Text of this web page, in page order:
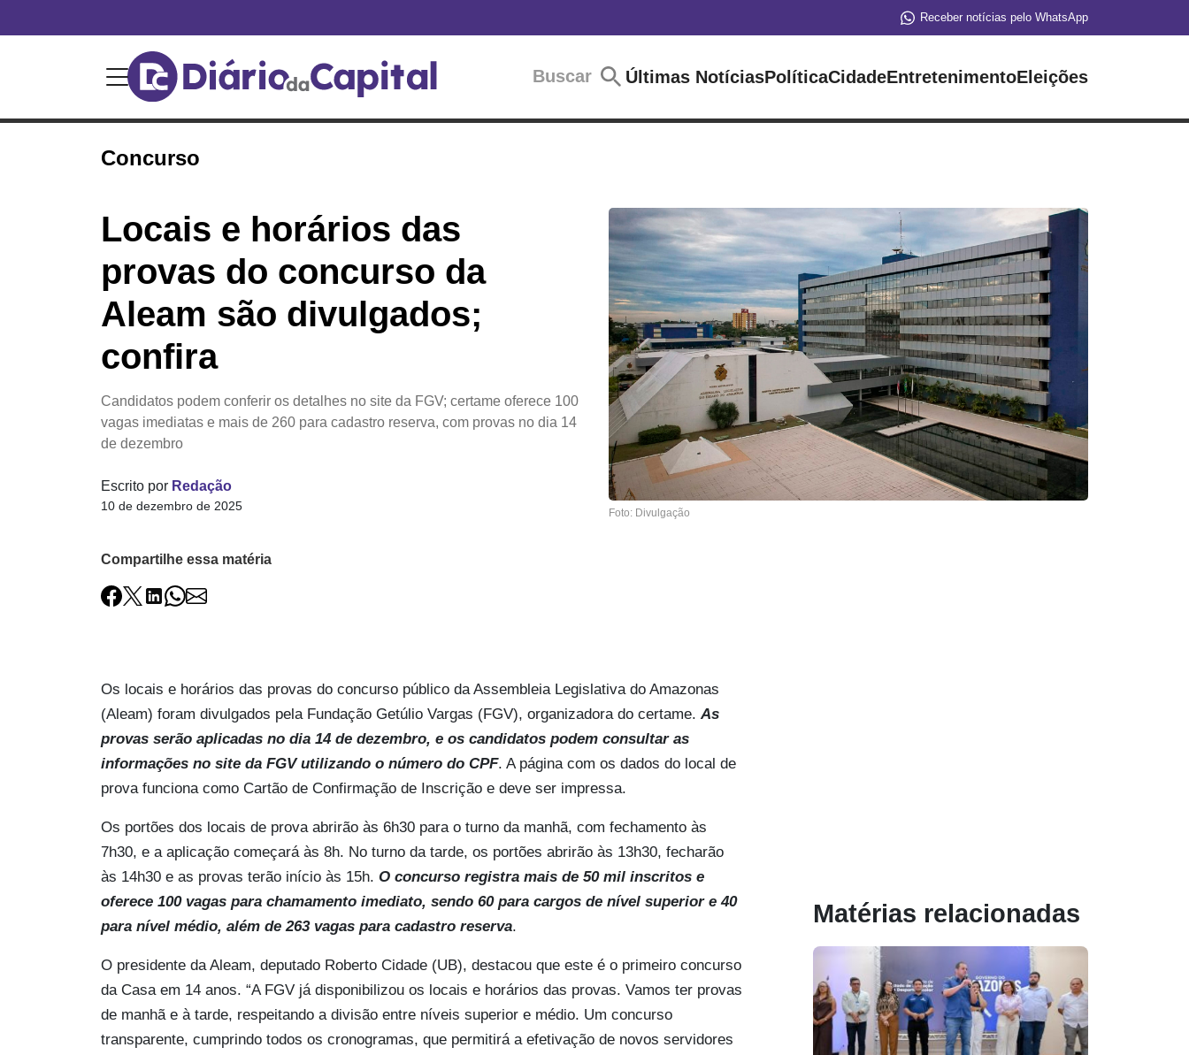
Receber notícias pelo WhatsApp
Buscar Últimas NotíciasPolíticaCidadeEntretenimentoEleições
Concurso
Locais e horários das
provas do concurso da
Aleam são divulgados;
confira
Candidatos podem conferir os detalhes no site da FGV; certame oferece 100
vagas imediatas e mais de 260 para cadastro reserva, com provas no dia 14
de dezembro
Escrito por Redação
10 de dezembro de 2025
Compartilhe essa matéria
Foto: Divulgação
Os locais e horários das provas do concurso público da Assembleia Legislativa do Amazonas
(Aleam) foram divulgados pela Fundação Getúlio Vargas (FGV), organizadora do certame.As
provas serão aplicadas no dia 14 de dezembro, e os candidatos podem consultar as
informações no site da FGV utilizando o número do CPF. A página com os dados do local de
prova funciona como Cartão de Confirmação de Inscrição e deve ser impressa.
Os portões dos locais de prova abrirão às 6h30 para o turno da manhã, com fechamento às
7h30, e a aplicação começará às 8h. No turno da tarde, os portões abrirão às 13h30, fecharão
às 14h30 e as provas terão início às 15h. O concurso registra mais de 50 mil inscritos e
oferece 100 vagas para chamamento imediato, sendo 60 para cargos de nível superior e 40
para nível médio, além de 263 vagas para cadastro reserva.
O presidente da Aleam, deputado Roberto Cidade (UB), destacou que este é o primeiro concurso
da Casa em 14 anos. “A FGV já disponibilizou os locais e horários das provas. Vamos ter provas
de manhã e à tarde, respeitando a divisão entre níveis superior e médio. Um concurso
transparente, cumprindo todos os cronogramas, que permitirá a efetivação de novos servidores
Matérias relacionadas